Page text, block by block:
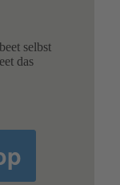
selbst
das